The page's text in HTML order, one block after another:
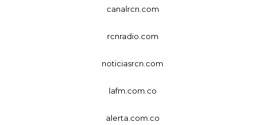
canalrcn.com
rcnradio.com
noticiasrcn.com
lafm.com.co
alerta.com.co